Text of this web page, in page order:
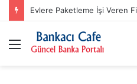
Evlere Paketleme İşi Veren
Menü